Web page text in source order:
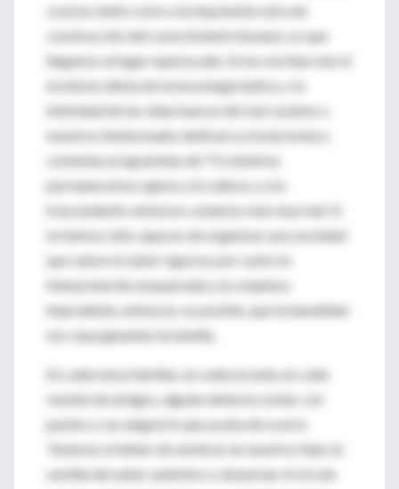
cosmos tanto como a la imponente obra de
construcción del conocimiento humano, es que
llegamos al lugar equivocado. Si nos excitan más el
erotismo idiota de la tecnología lúdica, o la
intimidad de las vidas huecas del
star system
nuestros intelectuales dedican su ironía tonta a
comentar programitas de TV, mientras
permanecemos ajenos a lo valioso y a lo
trascendente, entonces, estamos mal, muy mal. Si
no hemos sido capaces de organizar una sociedad
que valore el saber riguroso por sobre la
interpretación exasperada y la conjetura
imprudente, entonces, es posible, que la banalidad
nos vaya ganando la batalla.
En cada mesa familiar, en cada escuela, en cada
reunión de amigos, alguien debería contar con
pasión y con alegría lo que acaba de ocurrir.
Tenemos el deber de sembrar en nuestros hijos la
semilla del saber auténtico y desarmar el círculo